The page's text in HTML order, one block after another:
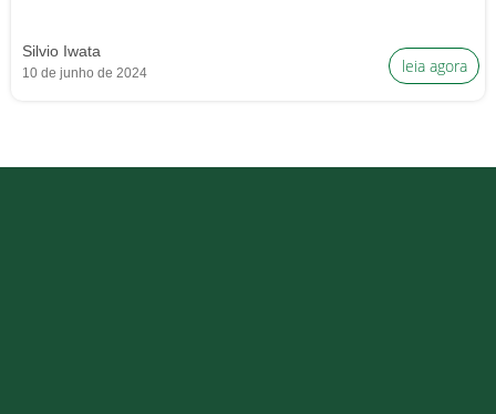
Silvio Iwata
10 de junho de 2024 leia agora